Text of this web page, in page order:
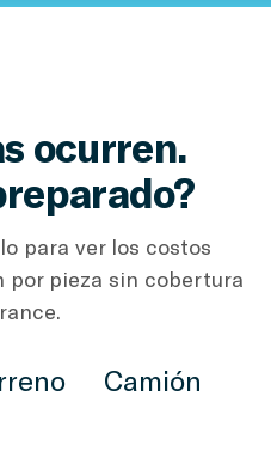
ocurren.
para ver los costos
por pieza sin cobertura
Camión